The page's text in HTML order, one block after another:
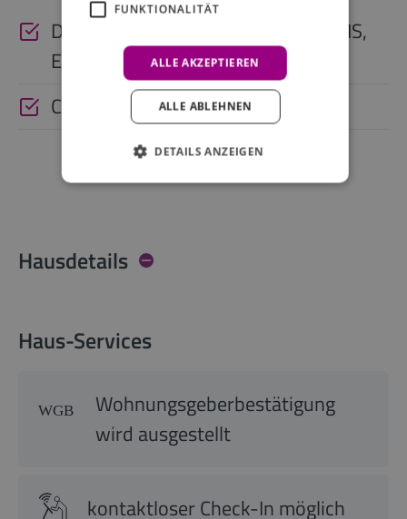
Digitaler Zugangscode (per App, SMS,
E-Mail)
Check-in Automat
Hausdetails
Haus-Services
Wohnungsgeberbestätigung
wird ausgestellt
kontaktloser Check-In möglich
FUNKTIONALITÄT
ALLE AKZEPTIEREN
ALLE ABLEHNEN
DETAILS ANZEIGEN